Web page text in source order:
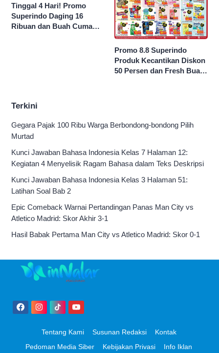
Tinggal 4 Hari! Promo
Superindo Daging 16
Ribuan dan Buah Cuma
Promo 8.8 Superindo
Produk Kecantikan Diskon
50 Persen dan Fresh Buah
Terkini
Gegara Pajak 100 Ribu Warga Berbondong-bondong Pilih
Murtad
Kunci Jawaban Bahasa Indonesia Kelas 7 Halaman 12:
Kegiatan 4 Menyelisik Ragam Bahasa dalam Teks Deskripsi
Kunci Jawaban Bahasa Indonesia Kelas 3 Halaman 51:
Latihan Soal Bab 2
Epic Comeback Warnai Pertandingan Panas Man City vs
Atletico Madrid: Skor Akhir 3-1
Hasil Babak Pertama Man City vs Atletico Madrid: Skor 0-1
Tentang Kami Susunan Redaksi
Kontak
Pedoman Media Siber
Kebijakan Privasi Info Iklan